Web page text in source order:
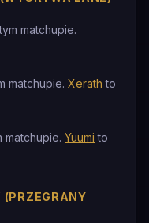
matchupie.
matchupie. Xerath to
Yuumi to